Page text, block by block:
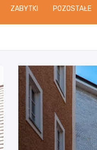
ZABYTKI POZOSTAŁE